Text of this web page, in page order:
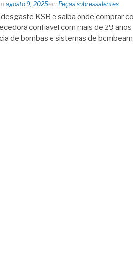
agosto 9, 2025em Peças sobressalentes
KSB e saiba onde comprar
confiável com mais de 29
de bombas e sistemas de